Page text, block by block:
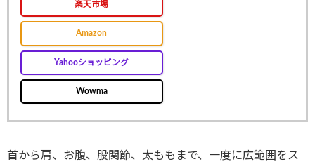
楽天市場
Amazon
Yahooショッピング
Wowma
首から肩、お腹、股関節、太ももまで、一度に広範囲をス